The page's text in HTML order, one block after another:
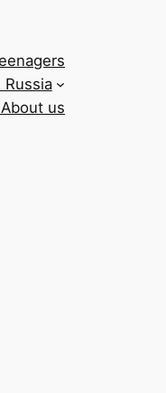
Russia
us